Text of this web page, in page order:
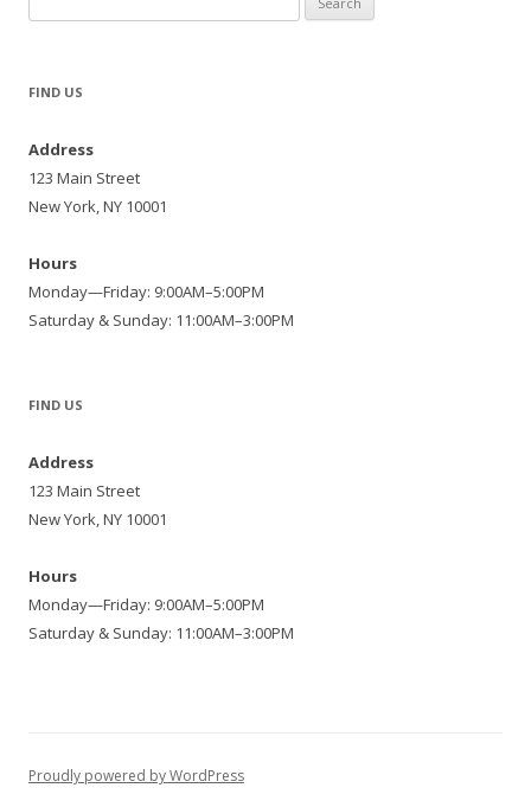
for:
FIND US
Address
123 Main Street
New York, NY 10001
Hours
Monday—Friday: 9:00AM–5:00PM
Saturday & Sunday: 11:00AM–3:00PM
FIND US
Address
123 Main Street
New York, NY 10001
Hours
Monday—Friday: 9:00AM–5:00PM
Saturday & Sunday: 11:00AM–3:00PM
Proudly powered by WordPress